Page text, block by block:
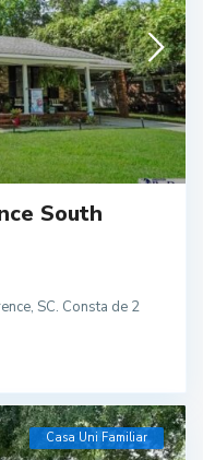
South
SC. Consta de 2
Casa Uni Familiar